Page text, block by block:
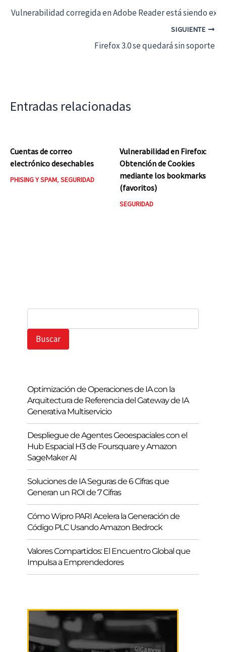
Vulnerabilidad corregida en Adobe Reader está siendo
SIGUIENTE
Firefox 3.0 se quedará sin soporte
Entradas relacionadas
Cuentas de correo
electrónico desechables
PHISING Y SPAM, SEGURIDAD
Vulnerabilidad en Firefox:
Obtención de Cookies
mediante los bookmarks
(favoritos)
SEGURIDAD
B
s
Buscar
Optimización de Operaciones de IA con la
Arquitectura de Referencia del Gateway de IA
Generativa Multiservicio
Despliegue de Agentes Geoespaciales con el
Hub Espacial H3 de Foursquare y Amazon
SageMaker AI
Soluciones de IA Seguras de 6 Cifras que
Generan un ROI de 7 Cifras
Cómo Wipro PARI Acelera la Generación de
Código PLC Usando Amazon Bedrock
Valores Compartidos: El Encuentro Global que
Impulsa a Emprendedores